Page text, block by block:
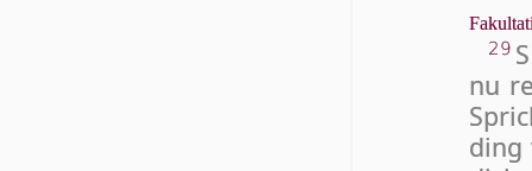
29
nu
ding